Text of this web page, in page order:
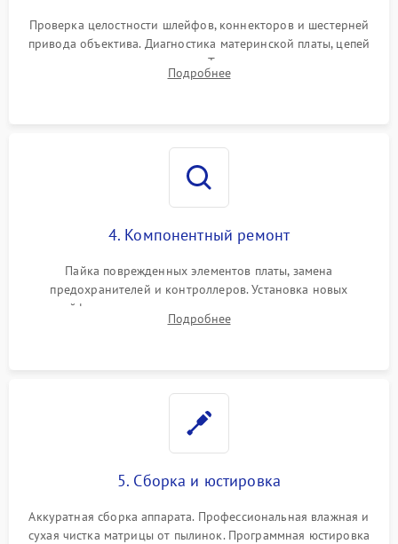
Проверка целостности шлейфов, коннекторов и шестерней
привода объектива. Диагностика материнской платы, цепей
питания и картоприемника. Тестирование механизма
затвора и блока внутрикамерной стабилизации.
Подробнее
4. Компонентный ремонт
Пайка поврежденных элементов платы, замена
предохранителей и контроллеров. Установка новых
шлейфов, дисплея, механизма затвора или двигателя
автофокуса. Восстановление геометрии тубуса объектива
Подробнее
5. Сборка и юстировка
Аккуратная сборка аппарата. Профессиональная влажная и
сухая чистка матрицы от пылинок. Программная юстировка